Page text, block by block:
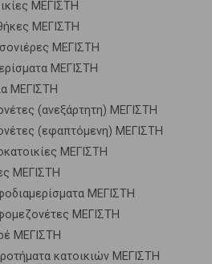
ΜΕΓΙΣΤΗ
ΜΕΓΙΣΤΗ
ΜΕΓΙΣΤΗ
ΜΕΓΙΣΤΗ
ΜΕΓΙΣΤΗ
(ανεξάρτητη) ΜΕΓΙΣΤΗ
(εφαπτόμενη) ΜΕΓΙΣΤΗ
ΜΕΓΙΣΤΗ
ΜΕΓΙΣΤΗ
ΜΕΓΙΣΤΗ
ΜΕΓΙΣΤΗ
ΜΕΓΙΣΤΗ
κατοικιών ΜΕΓΙΣΤΗ